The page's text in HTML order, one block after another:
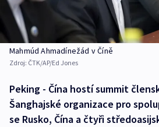
Mahmúd Ahmadínežád v Číně
Zdroj: ČTK/AP/Ed Jones
Peking - Čína hostí summit
Šanghajské organizace pro
se Rusko, Čína a čtyři